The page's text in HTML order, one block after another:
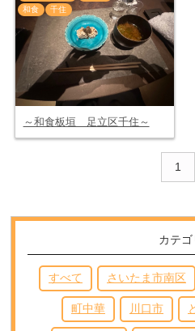
和食
千住
～和食板垣 足立区千住～
1
カテゴ
すべて さいたま市南区
町中華 川口市